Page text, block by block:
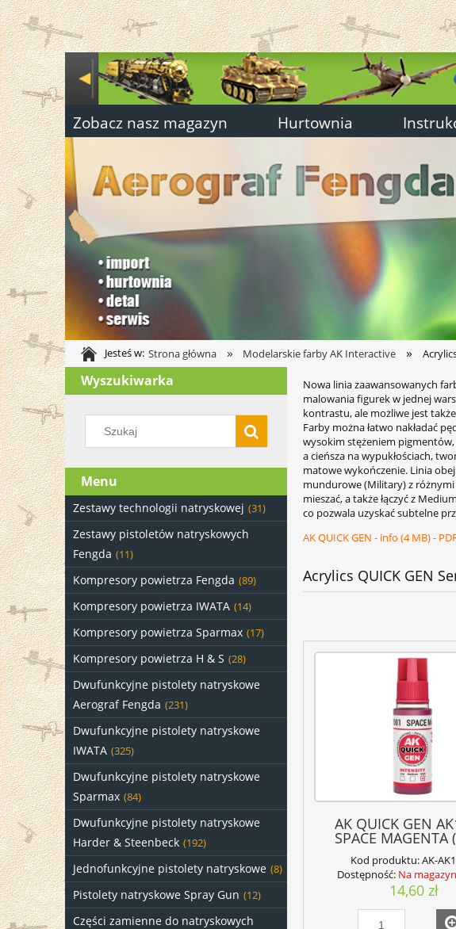
Zobacz nasz magazyn Hurtownia
Jesteś w: Strona główna » Modelarskie farby AK Interactive »
Wyszukiwarka
Menu
Zestawy technologii natryskowej (31)
Zestawy pistoletów natryskowych
Fengda (11)
Kompresory powietrza Fengda (89)
Kompresory powietrza IWATA (14)
Kompresory powietrza Sparmax (17)
Kompresory powietrza H & S (28)
Dwufunkcyjne pistolety natryskowe
Aerograf Fengda (231)
Dwufunkcyjne pistolety natryskowe
IWATA (325)
Dwufunkcyjne pistolety natryskowe
Sparmax (84)
Dwufunkcyjne pistolety natryskowe
Harder & Steenbeck (192)
Jednofunkcyjne pistolety natryskowe (8)
Pistolety natryskowe Spray Gun (12)
Części zamienne do natryskowych
Nowa linia zaawansowanych
malowania figurek w jednej
kontrastu, ale możliwe jest
Farby można łatwo nakładać
wysokim stężeniem pigmentów,
a cieńsza na wypukłościach,
matowe wykończenie. Linia
mundurowe (Military) z
mieszać, a także łączyć z
co pozwala uzyskać subtelne
AK QUICK GEN - info (4 MB) -
Acrylics QUICK GEN
AK QUICK GEN
SPACE MAGENTA
Kod produktu:AK-
Dostępność: Na
14,60 zł